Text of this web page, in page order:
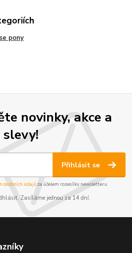
pony
novinky, akce a
slevy!
Přihlásit se
osobních údajůza účelem rozesílky newsletteru.
Zasíláme jednou za 14 dní.